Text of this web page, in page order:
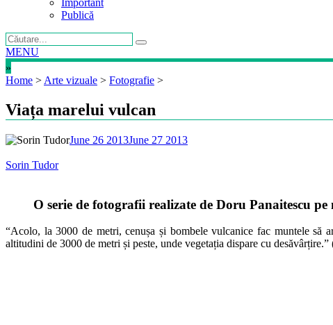
Important
Publică
MENU
»
Home > Arte vizuale > Fotografie >
Viața marelui vulcan
June 26 2013June 27 2013
Sorin Tudor
O serie de fotografii realizate de Doru Panaitescu
“Acolo, la 3000 de metri, cenușa și bombele vulcanice fac muntele să
altitudini de 3000 de metri și peste, unde vegetația dispare cu desăvârțire.”